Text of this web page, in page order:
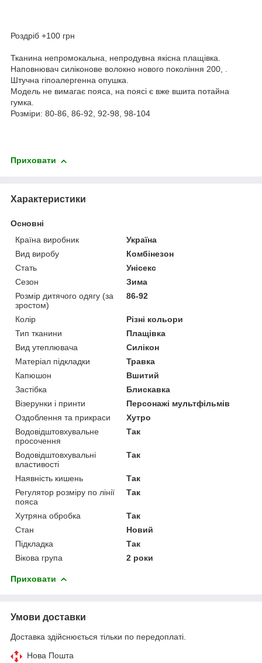
Роздріб +100 грн
Тканина непромокальна, непродувна якісна плащівка.
Наповнювач силіконове волокно нового покоління 200, .
Штучна гіпоалергенна опушка.
Модель не вимагає пояса, на поясі є вже вшита потайна
гумка.
Розміри: 80-86, 86-92, 92-98, 98-104
Приховати
Характеристики
Основні
Країна виробник
Україна
Вид виробу
Комбінезон
Стать
Унісекс
Сезон
Зима
Розмір дитячого одягу (за
зростом)
86-92
Колір
Різні кольори
Тип тканини
Плащівка
Вид утеплювача
Силікон
Матеріал підкладки
Травка
Капюшон
Вшитий
Застібка
Блискавка
Візерунки і принти
Персонажі мультфільмів
Оздоблення та прикраси
Хутро
Водовідштовхувальне
просочення
Так
Водовідштовхувальні
властивості
Так
Наявність кишень
Так
Регулятор розміру по лінії
пояса
Так
Хутряна обробка
Так
Стан
Новий
Підкладка
Так
Вікова група
2 роки
Приховати
Умови доставки
Доставка здійснюється тільки по передоплаті.
Нова Пошта